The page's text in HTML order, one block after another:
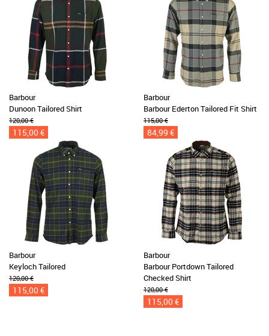
Barbour
Dunoon Tailored Shirt
120,00 €
115,00 €
Barbour
Barbour Ederton Tailored Fit Shirt
115,00 €
84,99 €
Barbour
Keyloch Tailored
120,00 €
115,00 €
Barbour
Barbour Portdown Tailored
Checked Shirt
120,00 €
115,00 €